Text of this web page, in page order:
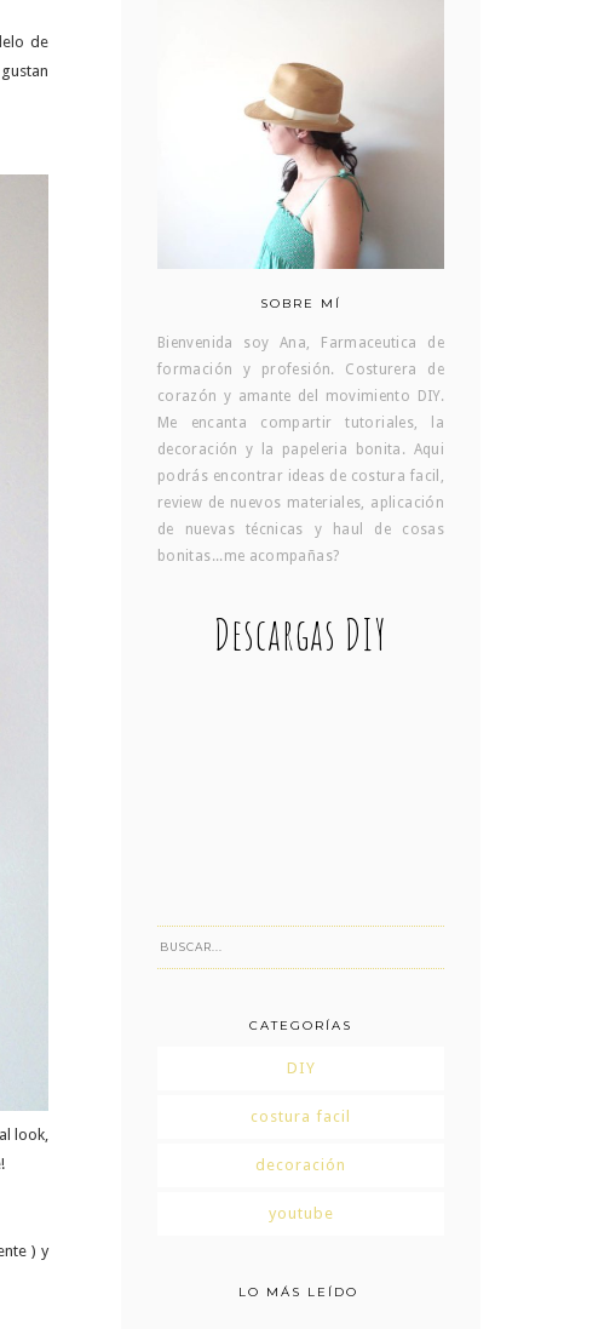
de
look,
) y
SOBRE MÍ
Bienvenida soy Ana, Farmaceutica de
formación y profesión. Costurera de
corazón y amante del movimiento DIY.
Me encanta compartir tutoriales, la
decoración y la papeleria bonita. Aqui
podrás encontrar ideas de costura facil,
review de nuevos materiales, aplicación
de nuevas técnicas y haul de cosas
bonitas...me acompañas?
Descargas DIY
CATEGORÍAS
DIY
costura facil
decoración
youtube
LO MÁS LEÍDO